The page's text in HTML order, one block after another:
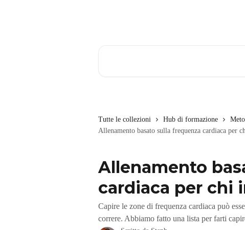
Tutte le collezioni Hub di formazione
Allenamento basato sulla frequenza cardiaca per
Allenamento
cardiaca per chi
Capire le zone di frequenza cardiaca può
correre. Abbiamo fatto una lista per farti